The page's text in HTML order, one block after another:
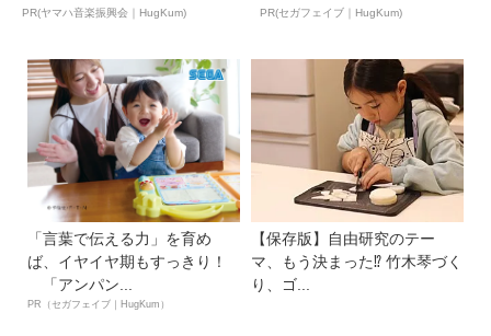
ュ...
PR(ヤマハ音楽振興会｜HugKum)
ん...
PR(セガフェイブ｜HugKum)
「言葉で伝える力」を育め
ば、イヤイヤ期もすっきり！
「アンパン...
PR（セガフェイブ｜HugKum）
【保存版】自由研究のテー
マ、もう決まった⁉︎ 竹木琴づく
り、ゴ...